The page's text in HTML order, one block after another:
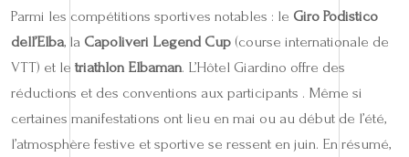
Parmi les compétitions sportives notables : le Giro Podistico
dell’Elba, la Capoliveri Legend Cup (course internationale de
VTT) et le triathlon Elbaman. L’Hôtel Giardino offre des
réductions et des conventions aux participants . Même si
certaines manifestations ont lieu en mai ou au début de l’été,
l’atmosphère festive et sportive se ressent en juin. En résumé,